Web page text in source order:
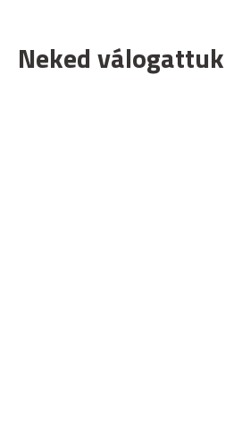
Neked válogattuk